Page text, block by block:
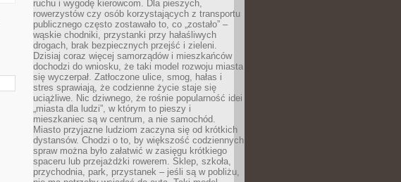
ruchu i wygodę kierowcom. Dla pieszych,
rowerzystów czy osób korzystających z transportu
publicznego często zostawało to, co „zostało” –
wąskie chodniki, przystanki przy hałaśliwych
drogach, brak bezpiecznych przejść i zieleni.
Dzisiaj coraz więcej samorządów i mieszkańców
dochodzi do wniosku, że taki model rozwoju miasta
się wyczerpał. Zatłoczone ulice, smog, hałas i
stres sprawiają, że codzienne życie staje się
uciążliwe. Nic dziwnego, że rośnie popularność idei
„miasta dla ludzi”, w którym to pieszy i
mieszkaniec są w centrum, a nie samochód.
Miasto przyjazne ludziom zaczyna się od krótkich
dystansów. Chodzi o to, by większość codziennych
spraw można było załatwić w zasięgu krótkiego
spaceru lub przejażdżki rowerem. Sklep, szkoła,
przychodnia, park, przystanek – jeśli są w pobliżu,